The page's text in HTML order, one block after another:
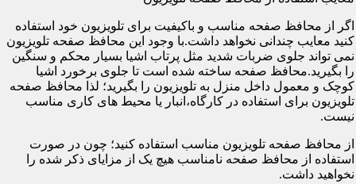
اگر از محافظ صفحه مناسب و باکیفیت برای تلویزیون خود استفاده
کنید معایب چندانی نخواهد داشت.با وجود این محافظ صفحه تلویزیون
نمی تواند جلوی ضربات شدید مثل پرتاب اشیا بسیار محکم و سنگین
را بگیرید.محافظ صفحه ساخته شده است تا جلوی برخورد اشیا
کوچک و معمول داخل منزل به تلویزیون را بگیرید؛ لذا محافظ صفحه
تلویزیون برای استفاده در کارگاه،انبار یا محیط های کاری مناسب
نیست.
از محافظ صفحه تلویزیون مناسب استفاده کنید؛ چون در صورت
استفاده از محافظ صفحه نامناسب هیچ یک از مزایای ذکر شده را
نخواهید داشت.